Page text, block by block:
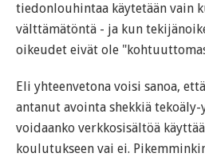
tiedonlouhintaa käytetään vain
välttämätöntä - ja kun
oikeudet eivät ole
Eli yhteenvetona voisi sanoa,
antanut avointa shekkiä
voidaanko verkkosisältöä
koulutukseen vai ei.